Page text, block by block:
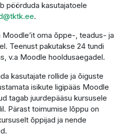
pöörduda kasutajatoele
.
Moodle’it oma õppe-, teadus- ja
Teenust pakutakse 24 tundi
v.a Moodle hooldusaegadel.
kasutajate rollide ja õiguste
isikute ligipääs Moodle
tagab juurdepääsu kursusele
Pärast toimumise lõppu on
õppijad ja nende